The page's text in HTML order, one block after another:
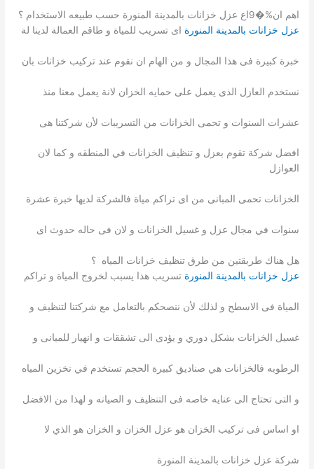
اهم ان%�9اع عزل خزانات بالمدينة المنورة حسب طبيعه الاستخدام ؟
عزل خزانات بالمدينة المنورة اى تسريب للمياة و طاقم العمالة لدينا لة
خبرة كبيرة فى هذا المجال و من الهام ان نقوم عند تركيب خزانات بان
نستخدم العازل الذى يعمل على حمايه الخزان لانة يعمل معنا منذ
عشرات السنوات و تحمى الخزانات من التسريبات لأن شركتنا هى
افضل شركة تقوم بعزل و تنظيف الخزانات في المنطقه و كما لان
العوازل
الخزانات تحمى المبانى من اى تراكم مياة فالشركة لديها خبرة عشرة
سنوات في مجال عزل و غسيل الخزانات و لان فى حاله حدوث اى
هل هناك طربقتين من طرق تنظيف خزانات المياه ؟
عزل خزانات بالمدينة المنورة تسريب هذا يسبب لخروج المياة و تراكم
المياة فى الاسطح و لذلك لأن ننصحكم بالتعامل مع شركتنا لتنظيف و
غسيل الخزانات بشكل دوري و يؤدى الى تشققات و انهيار للميانى و
الرطوبه فالخزانات هي صناديق كبيرة الحجم تستخدم في تخزين المياه
و التى تحتاج الى عنايه خاصه فى التنظيف و الصيانه و لهذا من الافضل
او اساس فى تركيب الخزان هو عزل الخزان و الخزان هو الذي لا
شركة عزل خزانات بالمدينة المنورة